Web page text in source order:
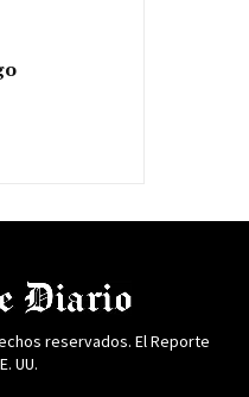
reservados. El Reporte
UU.